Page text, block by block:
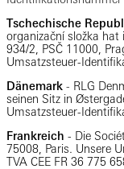
Tschechische
organizační složka hat
934/2, PSČ 11000,
Umsatzsteuer-
Dänemark - RLG
seinen Sitz in
Umsatzsteuer-
Frankreich - Die
75008, Paris. Unsere
TVA CEE FR 36 775